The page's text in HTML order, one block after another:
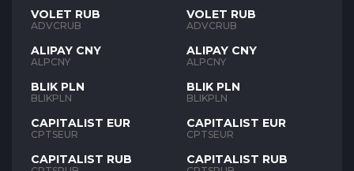
VOLET RUB
ADVCRUB
ALIPAY CNY
ALPCNY
BLIK PLN
BLIKPLN
CAPITALIST EUR
CPTSEUR
CAPITALIST RUB
VOLET RUB
ADVCRUB
ALIPAY CNY
ALPCNY
BLIK PLN
BLIKPLN
CAPITALIST EUR
CPTSEUR
CAPITALIST RUB